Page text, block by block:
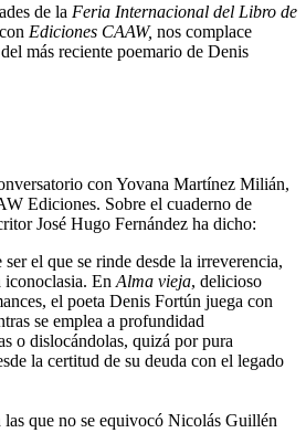
de la Feria Internacional del Libro de
Ediciones CAAW, nos complace
más reciente poemario de Denis
con Yovana Martínez Milián,
Ediciones. Sobre el cuaderno de
José Hugo Fernández ha dicho:
el que se rinde desde la irreverencia,
iconoclasia. En Alma vieja, delicioso
el poeta Denis Fortún juega con
se emplea a profundidad
o dislocándolas, quizá por pura
la certitud de su deuda con el legado
las que no se equivocó Nicolás Guillén